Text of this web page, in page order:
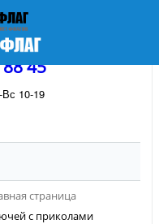
45
10-19
страница
с приколами